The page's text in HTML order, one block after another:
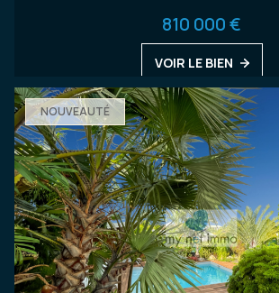
810 000 €
VOIR LE BIEN
NOUVEAUTÉ